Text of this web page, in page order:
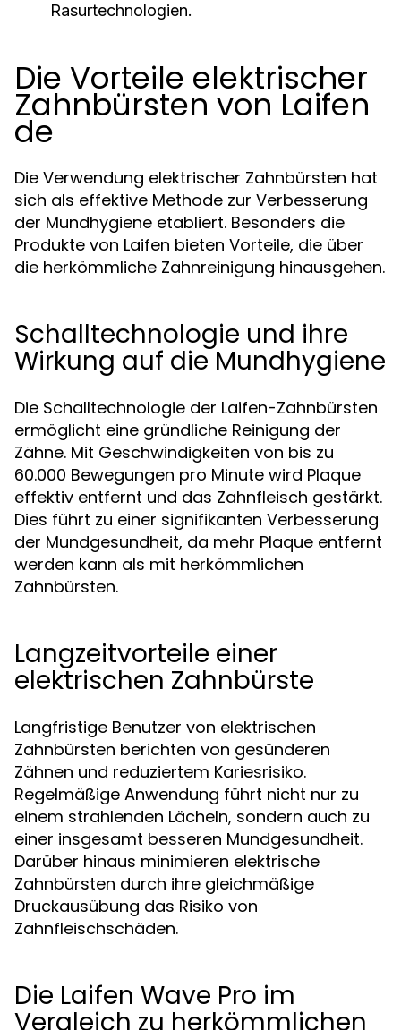
Rasurtechnologien.
Die Vorteile elektrischer
Zahnbürsten von Laifen
de
Die Verwendung elektrischer Zahnbürsten hat
sich als effektive Methode zur Verbesserung
der Mundhygiene etabliert. Besonders die
Produkte von Laifen bieten Vorteile, die über
die herkömmliche Zahnreinigung hinausgehen.
Schalltechnologie und ihre
Wirkung auf die Mundhygiene
Die Schalltechnologie der Laifen-Zahnbürsten
ermöglicht eine gründliche Reinigung der
Zähne. Mit Geschwindigkeiten von bis zu
60.000 Bewegungen pro Minute wird Plaque
effektiv entfernt und das Zahnfleisch gestärkt.
Dies führt zu einer signifikanten Verbesserung
der Mundgesundheit, da mehr Plaque entfernt
werden kann als mit herkömmlichen
Zahnbürsten.
Langzeitvorteile einer
elektrischen Zahnbürste
Langfristige Benutzer von elektrischen
Zahnbürsten berichten von gesünderen
Zähnen und reduziertem Kariesrisiko.
Regelmäßige Anwendung führt nicht nur zu
einem strahlenden Lächeln, sondern auch zu
einer insgesamt besseren Mundgesundheit.
Darüber hinaus minimieren elektrische
Zahnbürsten durch ihre gleichmäßige
Druckausübung das Risiko von
Zahnfleischschäden.
Die Laifen Wave Pro im
Vergleich zu herkömmlichen